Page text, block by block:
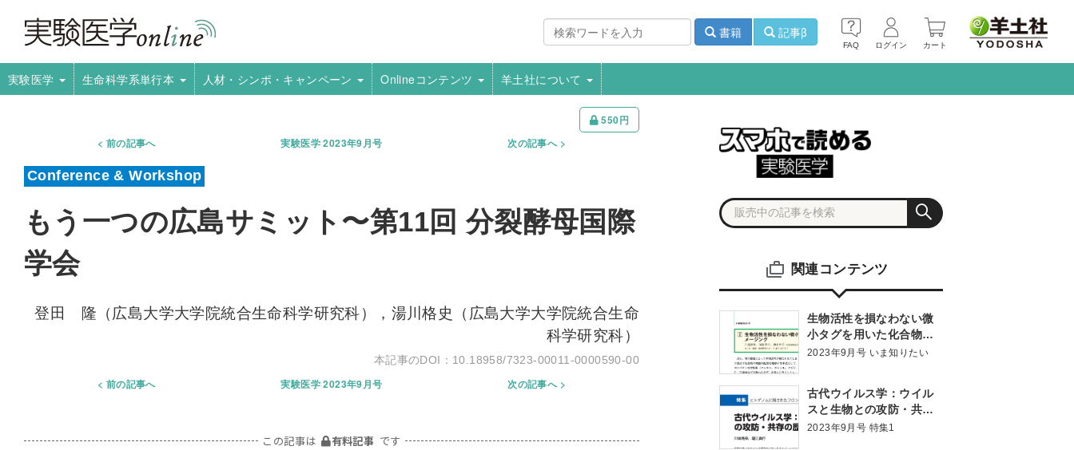
FAQ ログイン カート
書籍 記事β
実験医学 生命科学系単行本 人材・シンポ・キャンペーン Onlineコンテンツ 羊土社について
550円
前の記事へ
実験医学 2023年9月号 次の記事へ
もう一つの広島サミット〜第11回 分裂酵母国際
学会
登田 隆（広島大学大学院統合生命科学研究科），湯川格史（広島大学大学院統合生命
科学研究科）
10.18958/7323-00011-0000590-00
前の記事へ 実験医学 2023年9月号 次の記事へ
この記事は 有料記事 です
関連コンテンツ
生物活性を損なわない微
小タグを用いた化合物の
ライブイメージング 進化
2023年9月号 いま知りたい
古代ウイルス学：ウイル
スと生物との攻防・共存
の歴史を紐解く
2023年9月号 特集1